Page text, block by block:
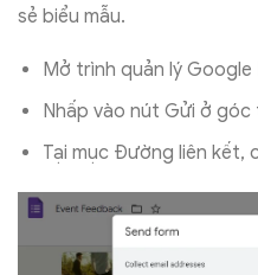
sẻ biểu mẫu.
Mở trình quản lý Google
Nhấp vào nút Gửi ở góc
Tại mục Đường liên kết,